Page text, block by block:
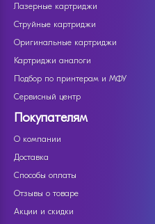
Лазерные картриджи
Струйные картриджи
Оригинальные картриджи
Картриджи аналоги
Подбор по принтерам и МФУ
Сервисный центр
Покупателям
О компании
Доставка
Способы оплаты
Отзывы о товаре
Акции и скидки